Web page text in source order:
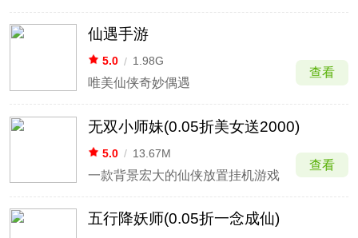
仙遇手游
5.0 / 1.98G
唯美仙侠奇妙偶遇
查看
无双小师妹(0.05折美女送2000)
5.0 / 13.67M
一款背景宏大的仙侠放置挂机游戏
查看
五行降妖师(0.05折一念成仙)